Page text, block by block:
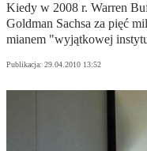
Kiedy w 2008 r. Warren
Goldman Sachsa za pięć
mianem "wyjątkowej
Publikacja: 29.04.2010 13:52